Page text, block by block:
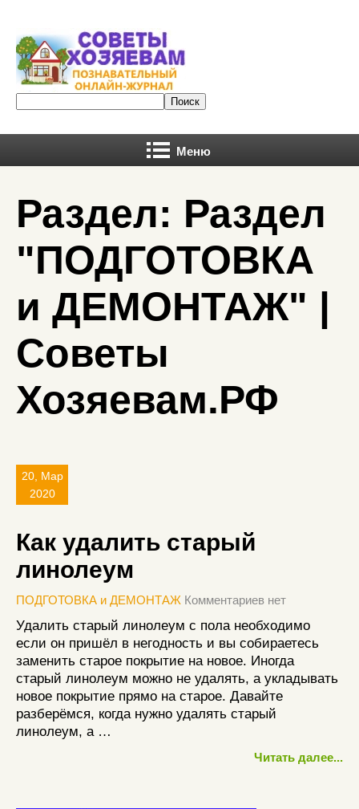
Меню
Раздел: Раздел
"ПОДГОТОВКА
и ДЕМОНТАЖ" |
Советы
Хозяевам.РФ
20, Мар
2020
Как удалить старый
линолеум
ПОДГОТОВКА и ДЕМОНТАЖ Комментариев нет
Удалить старый линолеум с пола необходимо
если он пришёл в негодность и вы собираетесь
заменить старое покрытие на новое. Иногда
старый линолеум можно не удалять, а укладывать
новое покрытие прямо на старое. Давайте
разберёмся, когда нужно удалять старый
линолеум, а …
Читать далее...